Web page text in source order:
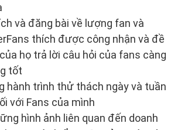
và đăng bài về lượng fan và
thích được công nhận và đề
họ trả lời câu hỏi của fans càng
tốt
hành trình thử thách ngày và tuần
với Fans của mình
hình ảnh liên quan đến doanh